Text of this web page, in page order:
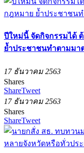
ปีใหม่นี้ จัดกิจกรรมได้
ย้ำประชาชนทำตามมา
17 ธันวาคม 2563
Shares
ShareTweet
17 ธันวาคม 2563
Shares
ShareTweet